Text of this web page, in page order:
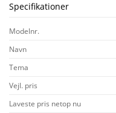
Specifikationer
Modelnr.
Navn
Tema
Vejl. pris
Laveste pris netop nu